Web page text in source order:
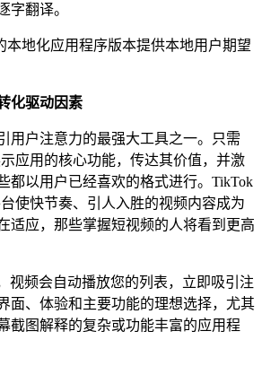
字翻译。
本地化应用程序版本提供本地用户期望
化驱动因素
用户注意力的最强大工具之一。只需
应用的核心功能，传达其价值，并激
都以用户已经喜欢的格式进行。TikTok
台使快节奏、引人入胜的视频内容成为
适应，那些掌握短视频的人将看到更高
视频会自动播放您的列表，立即吸引注
面、体验和主要功能的理想选择，尤其
截图解释的复杂或功能丰富的应用程